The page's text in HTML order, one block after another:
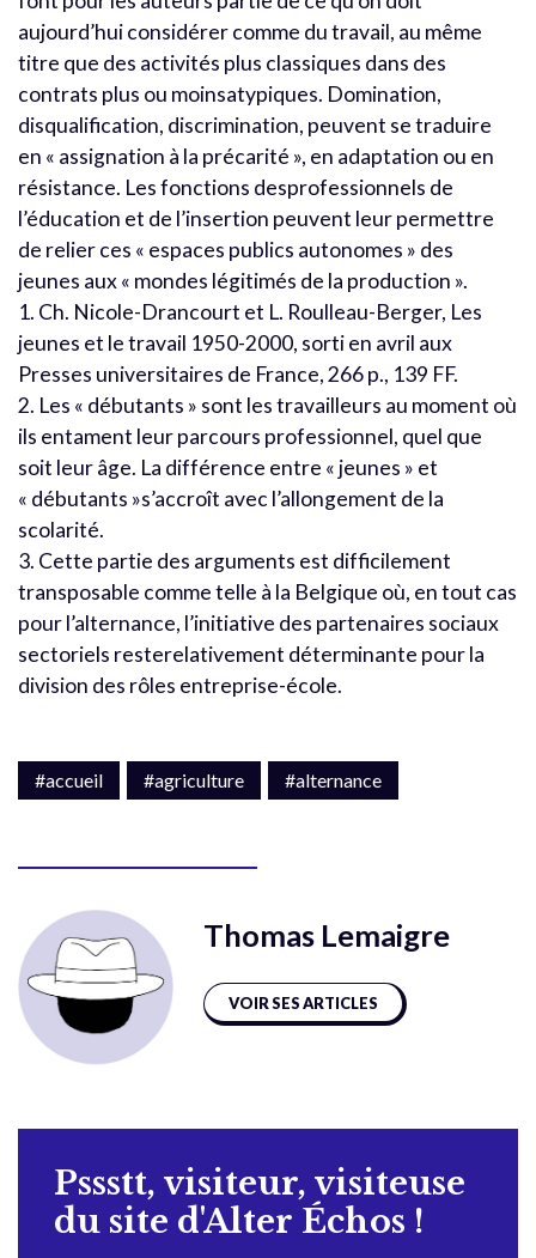
aujourd’hui considérer comme du travail, au même
titre que des activités plus classiques dans des
contrats plus ou moinsatypiques. Domination,
disqualification, discrimination, peuvent se traduire
en « assignation à la précarité », en adaptation ou en
résistance. Les fonctions desprofessionnels de
l’éducation et de l’insertion peuvent leur permettre
de relier ces « espaces publics autonomes » des
jeunes aux « mondes légitimés de la production ».
1. Ch. Nicole-Drancourt et L. Roulleau-Berger, Les
jeunes et le travail 1950-2000, sorti en avril aux
Presses universitaires de France, 266 p., 139 FF.
2. Les « débutants » sont les travailleurs au moment où
ils entament leur parcours professionnel, quel que
soit leur âge. La différence entre « jeunes » et
« débutants »s’accroît avec l’allongement de la
scolarité.
3. Cette partie des arguments est difficilement
transposable comme telle à la Belgique où, en tout cas
pour l’alternance, l’initiative des partenaires sociaux
sectoriels resterelativement déterminante pour la
division des rôles entreprise-école.
#accueil #agriculture #alternance
Thomas Lemaigre
VOIR SES ARTICLES
Pssstt, visiteur, visiteuse
du site d'Alter Échos !